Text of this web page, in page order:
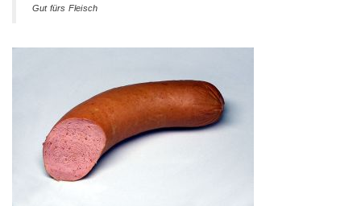
Gut fürs Fleisch